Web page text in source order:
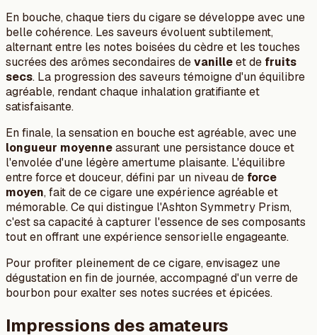
En bouche, chaque tiers du cigare se développe avec une
belle cohérence. Les saveurs évoluent subtilement,
alternant entre les notes boisées du cèdre et les touches
sucrées des arômes secondaires devanilleet de fruits
secs. La progression des saveurs témoigne d'un équilibre
agréable, rendant chaque inhalation gratifiante et
satisfaisante.
En finale, la sensation en bouche est agréable, avec une
longueur moyenneassurant une persistance douce et
l'envolée d'une légère amertume plaisante. L'équilibre
entre force et douceur, défini par un niveau de force
moyen, fait de ce cigare une expérience agréable et
mémorable. Ce qui distingue l'Ashton Symmetry Prism,
c'est sa capacité à capturer l'essence de ses composants
tout en offrant une expérience sensorielle engageante.
Pour profiter pleinement de ce cigare, envisagez une
dégustation en fin de journée, accompagné d'un verre de
bourbon pour exalter ses notes sucrées et épicées.
Impressions des amateurs